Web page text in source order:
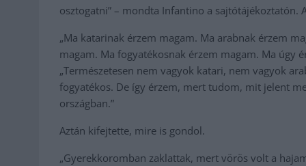
osztogatni” – mondta Infantino a sajtótájékoztatón.
„Ma katarinak érzem magam. Ma arabnak érzem
magam. Ma fogyatékosnak érzem magam. Ma úgy
„Természetesen nem vagyok katari, nem vagyok
fogyatékos. De így érzem, mert tudom, mit jelent
országban.”
Aztán kifejtette, mire is gondol.
„Gyerekkoromban zaklattak, mert vörös volt a